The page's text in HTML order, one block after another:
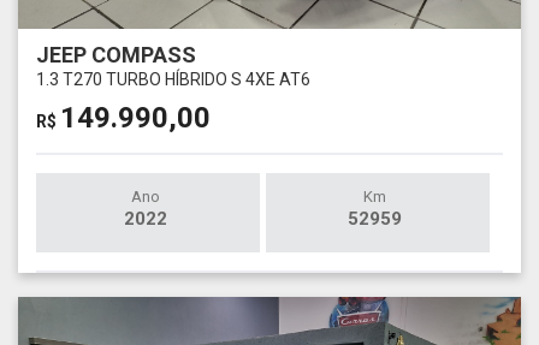
JEEP COMPASS
1.3 T270 TURBO HÍBRIDO S 4XE AT6
R$ 149.990,00
Ano
2022
Km
52959